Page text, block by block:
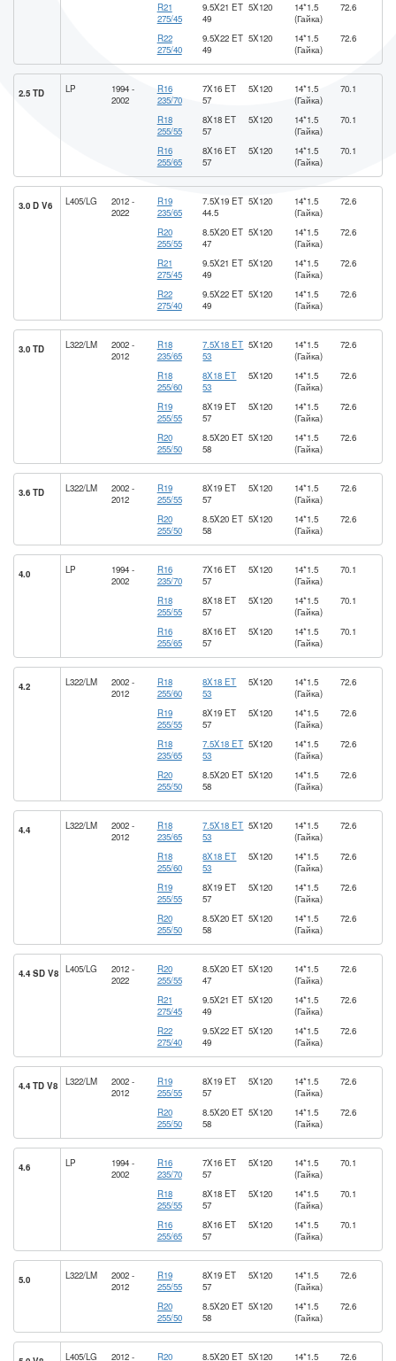
R21
275/45
R22
275/40
9.5X21 ET
49
9.5X22 ET
49
5X120
5X120
14*1.5
(Гайка)
14*1.5
(Гайка)
72.6
72.6
2.5 TD LP
1994 -
2002
R16
235/70
R18
255/55
R16
255/65
7X16 ET
57
8X18 ET
57
8X16 ET
57
5X120
5X120
5X120
14*1.5
(Гайка)
14*1.5
(Гайка)
14*1.5
(Гайка)
70.1
70.1
70.1
3.0 D V6 L405/LG
2012 -
2022
R19
235/65
R20
255/55
R21
275/45
R22
275/40
7.5X19 ET
44.5
8.5X20 ET
47
9.5X21 ET
49
9.5X22 ET
49
5X120
5X120
5X120
5X120
14*1.5
(Гайка)
14*1.5
(Гайка)
14*1.5
(Гайка)
14*1.5
(Гайка)
72.6
72.6
72.6
72.6
3.0 TD L322/LM
2002 -
2012
R18
235/65
R18
255/60
R19
255/55
R20
255/50
7.5X18 ET
53
8X18 ET
53
8X19 ET
57
8.5X20 ET
58
5X120
5X120
5X120
5X120
14*1.5
(Гайка)
14*1.5
(Гайка)
14*1.5
(Гайка)
14*1.5
(Гайка)
72.6
72.6
72.6
72.6
3.6 TD L322/LM
2002 -
2012
R19
255/55
R20
255/50
8X19 ET
57
8.5X20 ET
58
5X120
5X120
14*1.5
(Гайка)
14*1.5
(Гайка)
72.6
72.6
4.0 LP
1994 -
2002
R16
235/70
R18
255/55
R16
255/65
7X16 ET
57
8X18 ET
57
8X16 ET
57
5X120
5X120
5X120
14*1.5
(Гайка)
14*1.5
(Гайка)
14*1.5
(Гайка)
70.1
70.1
70.1
4.2 L322/LM
2002 -
2012
R18
255/60
R19
255/55
R18
235/65
R20
255/50
8X18 ET
53
8X19 ET
57
7.5X18 ET
53
8.5X20 ET
58
5X120
5X120
5X120
5X120
14*1.5
(Гайка)
14*1.5
(Гайка)
14*1.5
(Гайка)
14*1.5
(Гайка)
72.6
72.6
72.6
72.6
4.4 L322/LM
2002 -
2012
R18
235/65
R18
255/60
R19
255/55
R20
255/50
7.5X18 ET
53
8X18 ET
53
8X19 ET
57
8.5X20 ET
58
5X120
5X120
5X120
5X120
14*1.5
(Гайка)
14*1.5
(Гайка)
14*1.5
(Гайка)
14*1.5
(Гайка)
72.6
72.6
72.6
72.6
4.4 SD V8 L405/LG
2012 -
2022
R20
255/55
R21
275/45
R22
275/40
8.5X20 ET
47
9.5X21 ET
49
9.5X22 ET
49
5X120
5X120
5X120
14*1.5
(Гайка)
14*1.5
(Гайка)
14*1.5
(Гайка)
72.6
72.6
72.6
4.4 TD V8 L322/LM
2002 -
2012
R19
255/55
R20
255/50
8X19 ET
57
8.5X20 ET
58
5X120
5X120
14*1.5
(Гайка)
14*1.5
(Гайка)
72.6
72.6
4.6 LP
1994 -
2002
R16
235/70
R18
255/55
R16
255/65
7X16 ET
57
8X18 ET
57
8X16 ET
57
5X120
5X120
5X120
14*1.5
(Гайка)
14*1.5
(Гайка)
14*1.5
(Гайка)
70.1
70.1
70.1
5.0 L322/LM
2002 -
2012
R19
255/55
R20
255/50
8X19 ET
57
8.5X20 ET
58
5X120
5X120
14*1.5
(Гайка)
14*1.5
(Гайка)
72.6
72.6
L405/LG 2012 - R20 8.5X20 ET 5X120 14*1.5 72.6